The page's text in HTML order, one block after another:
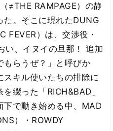
≠THE RAMPAGE）の静
た。そこに現れたDUNG
FEVER）は、交渉役・
い、イヌイの旦那！ 追加
らうぜ？」と呼びか
キル使いたちの排除に
綴った「RICH&BAD」
下で動き始める中、MAD
）・ROWDY